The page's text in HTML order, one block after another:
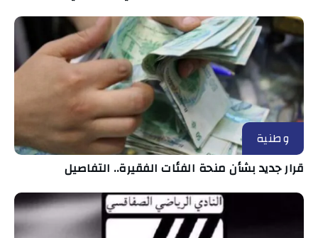
وطنية
قرار جديد بشأن منحة الفئات الفقيرة.. التفاصيل